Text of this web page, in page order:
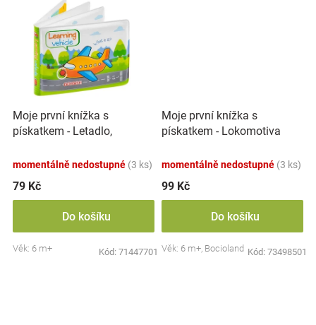
Hračkářství
Přihlášení
Moje první knížka s
pískatkem - Letadlo,
momentálně nedostupné (3 ks)
79 Kč
Do košíku
Věk: 6 m+ Kód: 71447701
Moje první knížka s
pískatkem - Lokomotiva
momentálně nedostupné (3 ks)
99 Kč
Do košíku
Věk: 6 m+, Bocioland Kód: 73498501